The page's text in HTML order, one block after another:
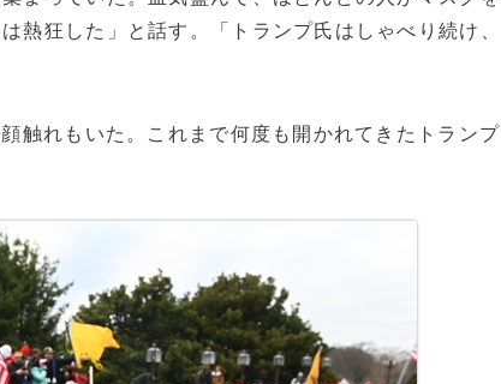
熱狂した」と話す。「トランプ氏はしゃべり続け、
触れもいた。これまで何度も開かれてきたトランプ